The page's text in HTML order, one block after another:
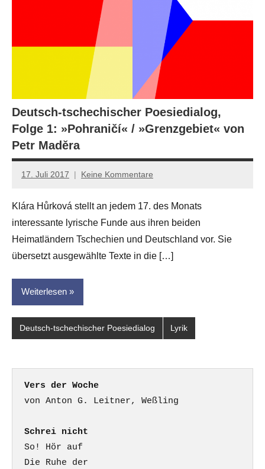
Deutsch-tschechischer Poesiedialog,
Folge 1: »Pohraničí« / »Grenzgebiet« von
Petr Maděra
17. Juli 2017
Anton
Leitner
Keine Kommentare
Klára Hůrková stellt an jedem 17. des Monats
interessante lyrische Funde aus ihren beiden
Heimatländern Tschechien und Deutschland vor. Sie
übersetzt ausgewählte Texte in die […]
Weiterlesen
Deutsch-tschechischer Poesiedialog Lyrik
Vers der Woche
Schrei nicht
So! Hör auf
Die Ruhe der